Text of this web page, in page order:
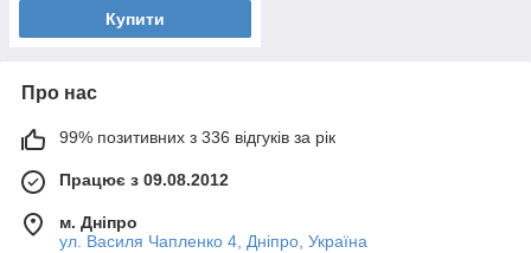
Купити
Про нас
99% позитивних з 336 відгуків за рік
Працює з 09.08.2012
м. Дніпро
ул. Василя Чапленко 4, Дніпро, Україна